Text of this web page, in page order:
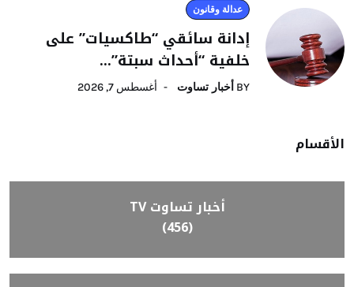
عدالة وقانون
إدانة سائقي “طاكسيات” على
خلفية “أحداث سبتة”...
BY أخبار تساوت أغسطس 7, 2026
الأقسام
أخبار تساوت TV
(456)